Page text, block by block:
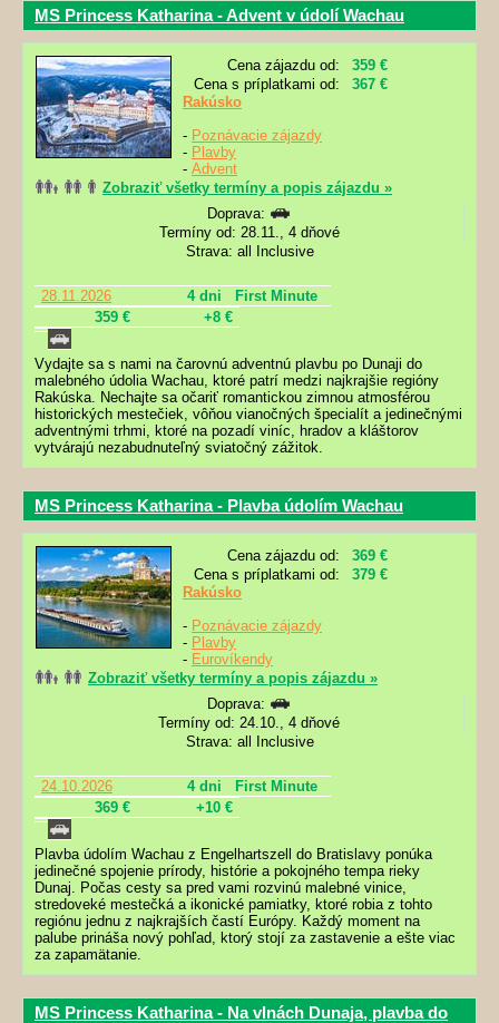
MS Princess Katharina - Advent v údolí Wachau
Cena zájazdu od:
359 €
Cena s príplatkami od:
367 €
Rakúsko
- Poznávacie zájazdy
- Plavby
- Advent
Zobraziť všetky termíny a popis zájazdu »
Doprava:
Termíny od: 28.11., 4 dňové
Strava: all Inclusive
28.11.2026 4 dni
First Minute
359 €
+8 €
Vydajte sa s nami na čarovnú adventnú plavbu po Dunaji do
malebného údolia Wachau, ktoré patrí medzi najkrajšie regióny
Rakúska. Nechajte sa očariť romantickou zimnou atmosférou
historických mestečiek, vôňou vianočných špecialít a jedinečnými
adventnými trhmi, ktoré na pozadí viníc, hradov a kláštorov
vytvárajú nezabudnuteľný sviatočný zážitok.
MS Princess Katharina - Plavba údolím Wachau
Cena zájazdu od:
369 €
Cena s príplatkami od:
379 €
Rakúsko
- Poznávacie zájazdy
- Plavby
- Eurovíkendy
Zobraziť všetky termíny a popis zájazdu »
Doprava:
Termíny od: 24.10., 4 dňové
Strava: all Inclusive
24.10.2026 4 dni
First Minute
369 €
+10 €
Plavba údolím Wachau z Engelhartszell do Bratislavy ponúka
jedinečné spojenie prírody, histórie a pokojného tempa rieky
Dunaj. Počas cesty sa pred vami rozvinú malebné vinice,
stredoveké mestečká a ikonické pamiatky, ktoré robia z tohto
regiónu jednu z najkrajších častí Európy. Každý moment na
palube prináša nový pohľad, ktorý stojí za zastavenie a ešte viac
za zapamätanie.
MS Princess Katharina - Na vlnách Dunaja, plavba do